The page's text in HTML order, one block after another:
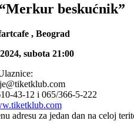
beskućnik”
, Beograd
subota 21:00
43-12 i 065/366-5-222
adresu za jedan dan na celoj